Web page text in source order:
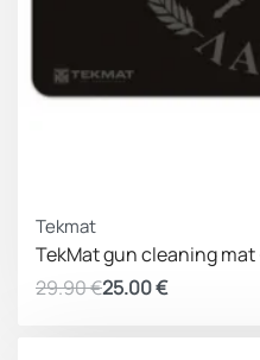
Tekmat
TekMat gun cleaning
29.90€25.00€